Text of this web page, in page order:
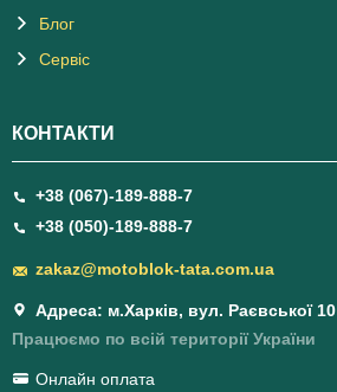
Блог
Сервіс
КОНТАКТИ
+38 (067)-189-888-7
+38 (050)-189-888-7
zakaz@motoblok-tata.com.ua
Адреса: м.Харків, вул. Раєвської 10
Працюємо по всій території України
Онлайн оплата